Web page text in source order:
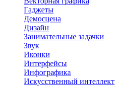
Гаджеты
Демосцена
Дизайн
Занимательные задачки
Звук
Иконки
Интерфейсы
Инфографика
Искусственный интеллект